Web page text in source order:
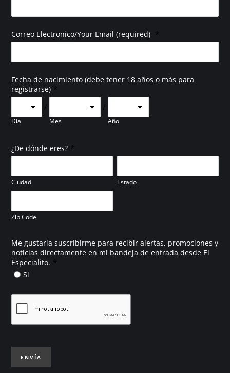
Correo Electronico/Your Email (required) *
Fecha de nacimiento (debe tener 18 años o más para
registrarse) *
Día
/
Mes
/
Año
¿De dónde eres? *
Ciudad Estado
Zip Code
Me gustaría suscribirme para recibir alertas, promociones y
noticias directamente en mi bandeja de entrada desde El
Especialito. *
Sí
ENVÍA